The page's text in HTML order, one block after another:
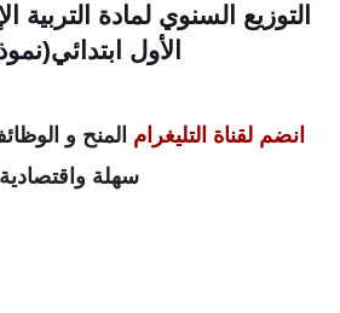
التوزيع السنوي لمادة التربية
الأول
انضم لقناة التليغرام المنح و
سهلة واقتصادية